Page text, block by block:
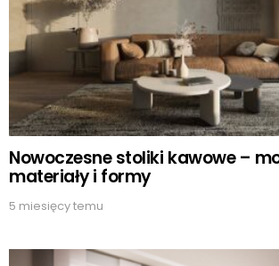
Nowoczesne stoliki kawowe –
materiały i formy
5 miesięcy temu